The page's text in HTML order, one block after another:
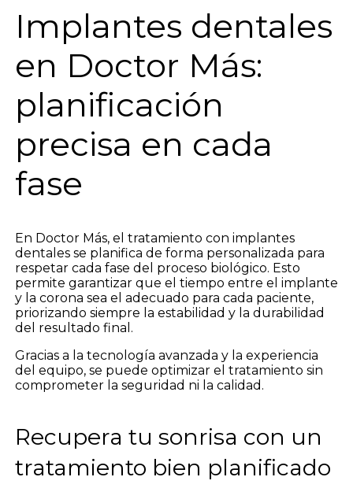
Implantes dentales
en Doctor Más:
planificación
precisa en cada
fase
En Doctor Más, el tratamiento con implantes
dentales se planifica de forma personalizada para
respetar cada fase del proceso biológico. Esto
permite garantizar que el tiempo entre el implante
y la corona sea el adecuado para cada paciente,
priorizando siempre la estabilidad y la durabilidad
del resultado final.
Gracias a la tecnología avanzada y la experiencia
del equipo, se puede optimizar el tratamiento sin
comprometer la seguridad ni la calidad.
Recupera tu sonrisa con un
tratamiento bien planificado